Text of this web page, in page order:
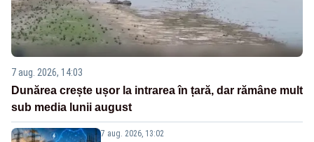
7 aug. 2026, 14:03
Dunărea crește ușor la intrarea în țară, dar rămâne mult
sub media lunii august
7 aug. 2026, 13:02